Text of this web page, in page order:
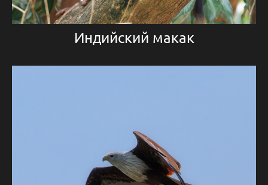
Индийский макак